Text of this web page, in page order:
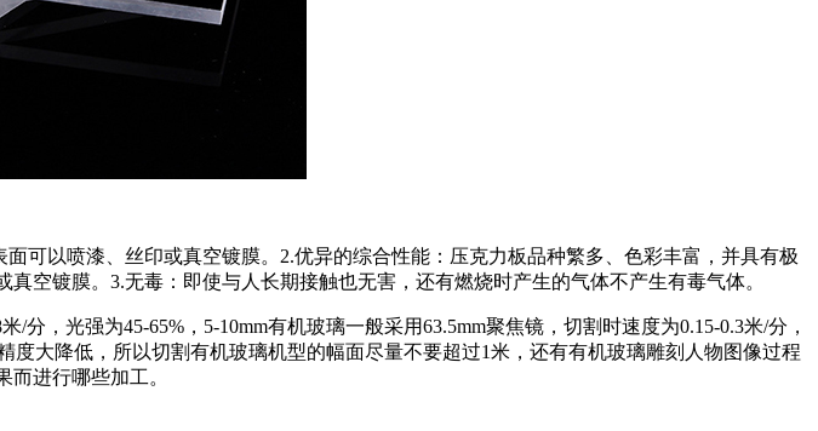
可以喷漆、丝印或真空镀膜。2.优异的综合性能：压克力板品种繁多、色彩丰富，并具有极
空镀膜。3.无毒：即使与人长期接触也无害，还有燃烧时产生的气体不产生有毒气体。
，光强为45-65%，5-10mm有机玻璃一般采用63.5mm聚焦镜，切割时速度为0.15-0.3米/分，
大降低，所以切割有机玻璃机型的幅面尽量不要超过1米，还有有机玻璃雕刻人物图像过程
进行哪些加工。